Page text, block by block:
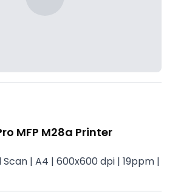
MFP M28a Printer
| A4 | 600x600 dpi | 19ppm |